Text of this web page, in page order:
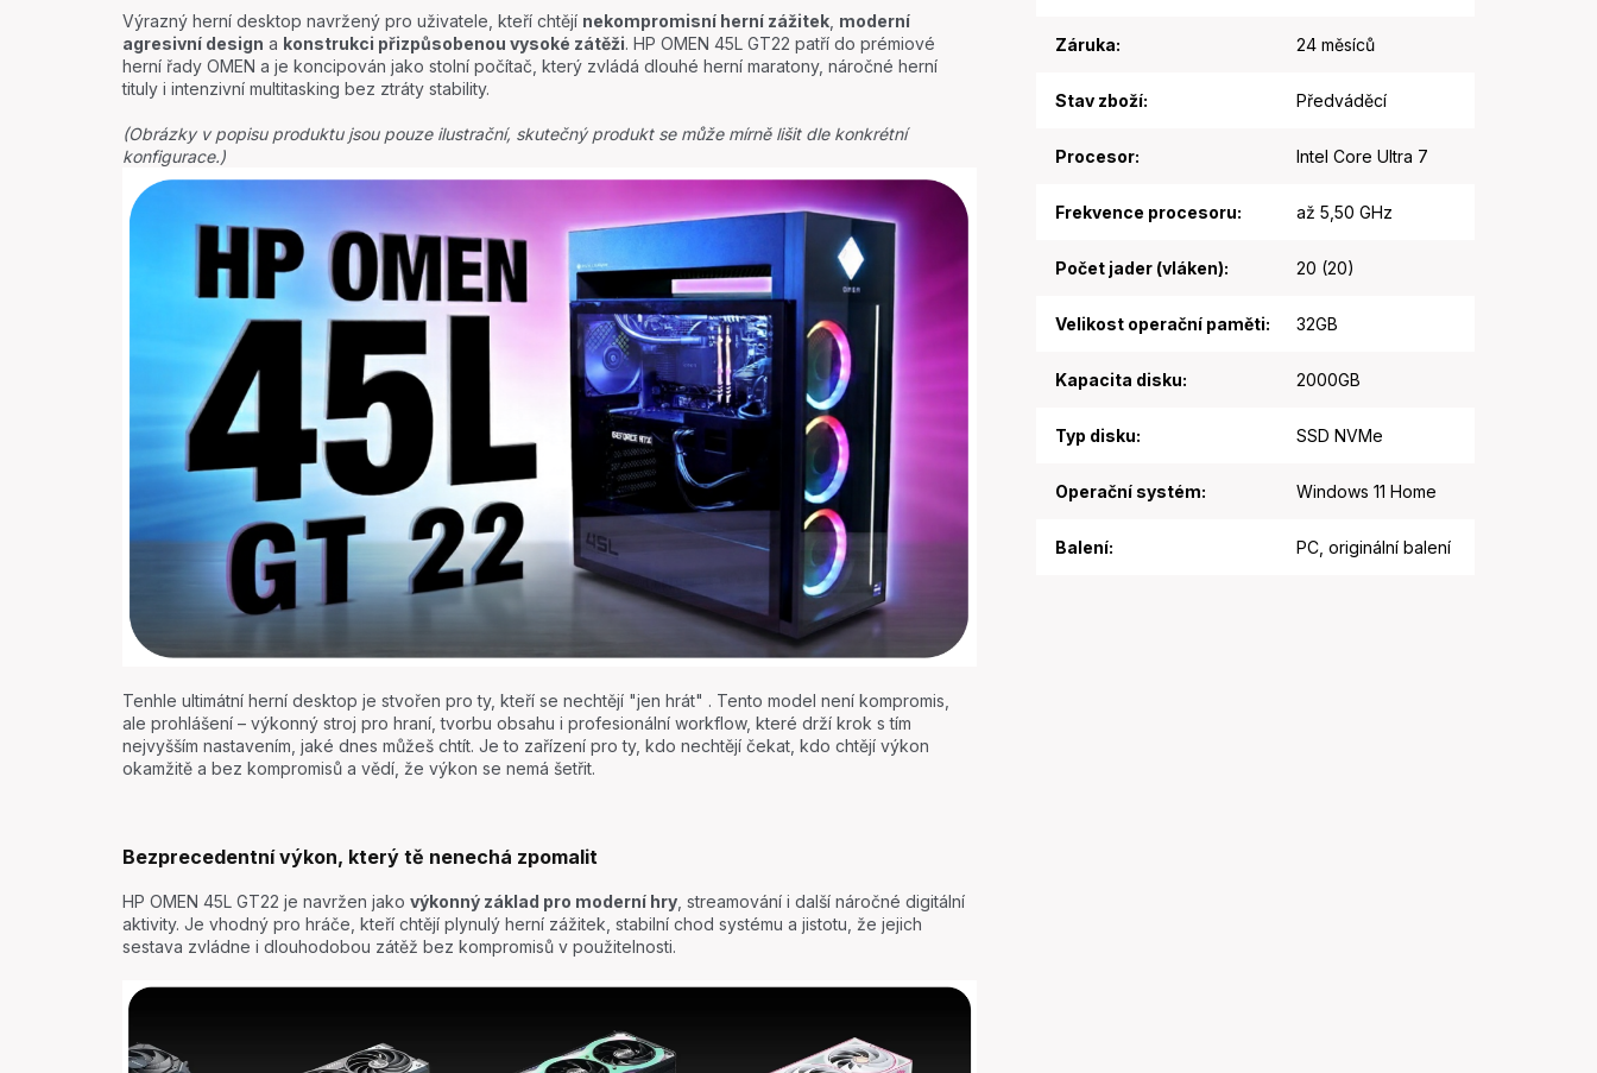
Výrazný herní desktop navržený pro uživatele, kteří chtějí nekompromisní herní zážitek moderní
agresivní design a konstrukci přizpůsobenou vysoké zátěži. HP OMEN 45L GT22 patří do prémiové
herní řady OMEN a je koncipován jako stolní počítač, který zvládá dlouhé herní maratony, náročné herní
tituly i intenzivní multitasking bez ztráty stability.
(Obrázky v popisu produktu jsou pouze ilustrační, skutečný produkt se může mírně lišit dle konkrétní
konfigurace.)
Tenhle ultimátní herní desktop je stvořen pro ty, kteří se nechtějí "jen hrát" . Tento model není kompromis,
ale prohlášení – výkonný stroj pro hraní, tvorbu obsahu i profesionální workflow, které drží krok s tím
nejvyšším nastavením, jaké dnes můžeš chtít. Je to zařízení pro ty, kdo nechtějí čekat, kdo chtějí výkon
okamžitě a bez kompromisů a vědí, že výkon se nemá šetřit.
Bezprecedentní výkon, který tě nenechá zpomalit
HP OMEN 45L GT22 je navržen jako výkonný základ pro moderní hry , streamování i další náročné digitální
aktivity. Je vhodný pro hráče, kteří chtějí plynulý herní zážitek, stabilní chod systému a jistotu, že jejich
sestava zvládne i dlouhodobou zátěž bez kompromisů v použitelnosti.
Záruka: 24 měsíců
Stav zboží: Předváděcí
Procesor: Intel Core Ultra 7
Frekvence procesoru: až 5,50 GHz
Počet jader (vláken): 20 (20)
Velikost operační paměti: 32GB
Kapacita disku: 2000GB
Typ disku: SSD NVMe
Operační systém: Windows 11 Home
Balení: PC, originální balení